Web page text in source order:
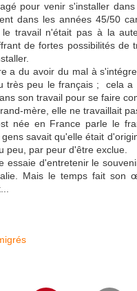
pour venir s'installer
dans les années 45/50
travail n'était pas à la
de fortes possibilités de
a du avoir du mal à
très peu le français ; cela a
son travail pour se faire
mère, elle ne travaillait
née en France parle le
savait qu'elle était
peu, par peur d'être exclue.
essaie d'entretenir le
Mais le temps fait son